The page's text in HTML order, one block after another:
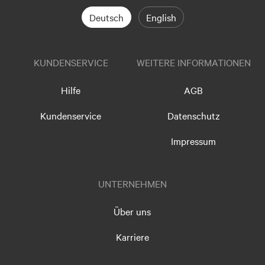
Deutsch English
KUNDENSERVICE
Hilfe
Kundenservice
WEITERE INFORMATIONEN
AGB
Datenschutz
Impressum
UNTERNEHMEN
Über uns
Karriere